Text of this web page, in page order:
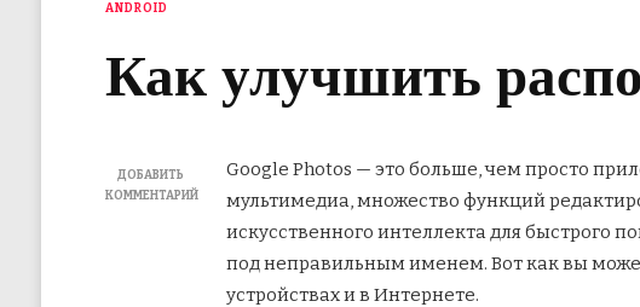
ANDROID
Как улучшить
ДОБАВИТЬ
КОММЕНТАРИЙ
РАСПОЗНАВАНИЕ
Google Photos — это больше, чем просто
мультимедиа, множество функций
искусственного интеллекта для быстрого
под неправильным именем. Вот как вы
устройствах и в Интернете.